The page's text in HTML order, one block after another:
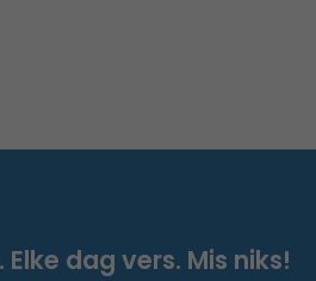
dag vers. Mis niks!